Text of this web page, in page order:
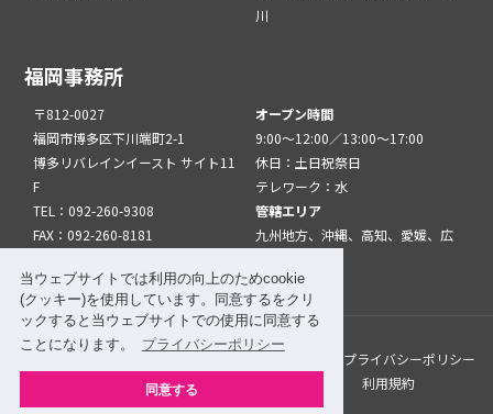
当ウェブサイトでは利用の向上のためcookie
(クッキー)を使用しています。同意するをクリ
ックすると当ウェブサイトでの使用に同意する
ことになります。
プライバシーポリシー
同意する
川
福岡事務所
〒812-0027
福岡市博多区下川端町2-1
博多リバレインイースト サイト11
F
TEL：092-260-9308
FAX：092-260-8181
オープン時間
9:00～12:00／13:00～17:00
休日：土日祝祭日
テレワーク：水
管轄エリア
九州地方、沖縄、高知、愛媛、広
このサイトについて
プライバシーポリシー
サイトマップ
関係機関・団体について 利用規約